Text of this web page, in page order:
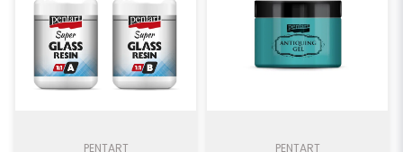
PENTART PENTART